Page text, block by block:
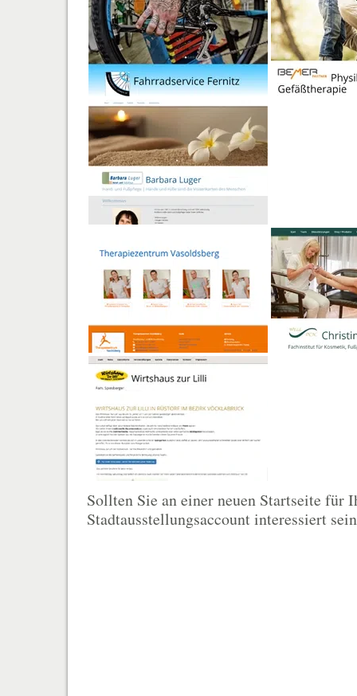
Sollten Sie an einer neuen Startseite für
Stadtausstellungsaccount interessiert